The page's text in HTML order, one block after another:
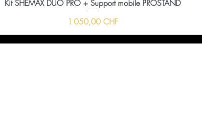
Kit SHEMAX DUO PRO + Support mobile PROSTAND
Prix
1 050,00 CHF